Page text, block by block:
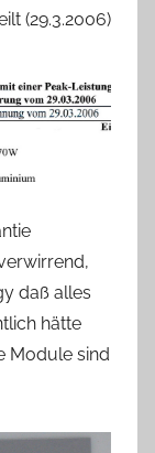
(29.3.2006)
daß alles
hätte
Module sind